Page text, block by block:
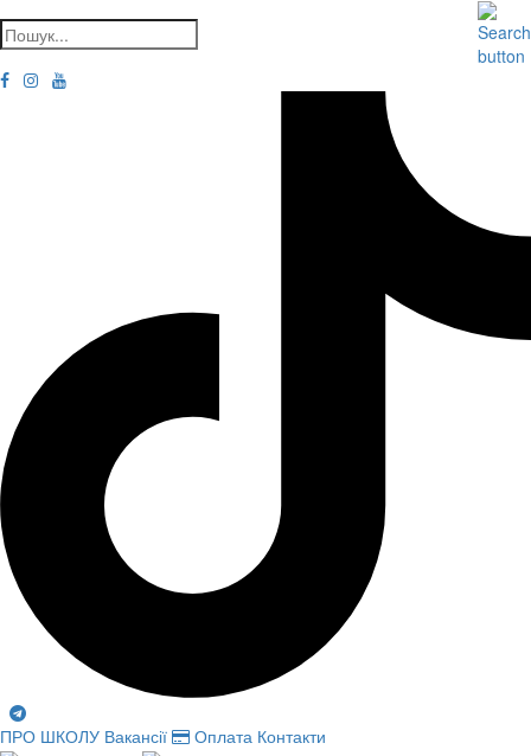
ПРО ШКОЛУ Вакансії Оплата Контакти